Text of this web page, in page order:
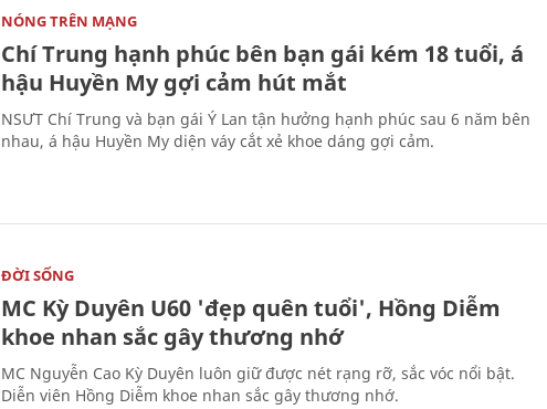
NÓNG TRÊN MẠNG
Chí Trung hạnh phúc bên bạn gái kém 18 tuổi, á
hậu Huyền My gợi cảm hút mắt
NSƯT Chí Trung và bạn gái Ý Lan tận hưởng hạnh phúc sau 6 năm bên
nhau, á hậu Huyền My diện váy cắt xẻ khoe dáng gợi cảm.
ĐỜI SỐNG
MC Kỳ Duyên U60 'đẹp quên tuổi', Hồng Diễm
khoe nhan sắc gây thương nhớ
MC Nguyễn Cao Kỳ Duyên luôn giữ được nét rạng rỡ, sắc vóc nổi bật.
Diễn viên Hồng Diễm khoe nhan sắc gây thương nhớ.